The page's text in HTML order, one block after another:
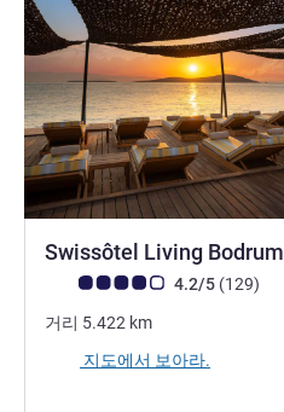
Swissôtel Living Bodrum
고객 평점 (ALL 평가)4.2/5 (129리뷰
)
거리 5.422 km
지도에서 보아라.